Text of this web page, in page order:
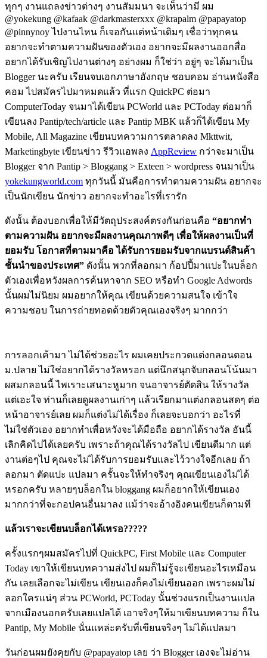
ทุกๆ งานแถลงข่าวต่างๆ งานสัมมนา จะเห็นว่ามี ผม
@yokekung @kafaak @darkmasterxxx @krapalm @papayatop
@pinnynoy ไปงานไหน ก็เจอกันแต่หน้าเดิมๆ เชื่อว่าทุกคน
อยากจะทำตามความฝันของตัวเอง อยากจะมีผลงานออกสื่อ
อยากได้รับเชิญไปงานต่างๆ อย่างผม ก็ใช่ว่า อยู่ๆ จะได้มาเป็น
Blogger นะครับ เรียนจบเอกภาษาอังกฤษ ชอบคอม อ่านหนังสือ
คอม ไปสมัครไปมาหมดแล้ว ที่แรก QuickPC ต่อมา
ComputerToday จนมาได้เขียน PCWorld และ PCToday ต่อมาก็
เขียนลง Pantip/tech/article และ Pantip MBK แล้วก็ได้เขียน My
Mobile, All Magazine เขียนบทความการตลาดลง Mkttwit,
Marketingbyte เขียนข่าว รีวิวแอพลง AppReview กว่าจะมาเป็น
Blogger จาก Pantip > Bloggang > Exteen > wordpress จนมาเป็น
yokekungworld.com ทุกวันนี้ มันคือการทำตามความฝัน อยากจะ
เป็นนักเขียน นักข่าว อยากจะทำอะไรที่เรารัก
ดังนั้น ต้องบอกเพื่อให้มีวัตถุประสงค์ตรงกันก่อนคือ “อยากทำ
ตามความฝัน อยากจะมีผลงานคุณภาพดีๆ เพื่อให้ผลงานเป็นที่
ยอมรับ โอกาสที่ตามมาคือ ได้รับการยอมรับจากแบรนด์สินค้า
ชั้นนำของประเทศ” ดังนั้น พวกที่ลอกมา ก้อปปี้มาแปะในบล็อก
ตัวเองเพื่อหวังผลการค้นหาจาก SEO หรือทำ Google Adwords
นั้นผมไม่นิยม ผมอยากให้คุณ เขียนด้วยความสนใจ เข้าใจ
ความชอบ ในการถ่ายทอดด้วยตัวคุณเองจริงๆ มากกว่า
การลอกเค้ามา ไม่ได้ช่วยอะไร ผมเคยประกวดแต่งกลอนตอน
ม.ปลาย ไม่ใช่อยากได้รางวัลหรอก แต่นึกสนุกจับกลอนโน้นมา
ผสมกลอนนี้ ไพเราะเสนาะหูมาก จนอาจารย์ตัดสิน ให้รางวัล
แต่เอะใจ ท่านก็เลยดูผลงานเก่าๆ แล้วเรียกมาแต่งกลอนสดๆ ต่อ
หน้าอาจารย์เลย ผมก็แต่งไม่ได้เรื่อง ก็เลยจะบอกว่า อะไรที่
ไม่ใช่ตัวเอง อยากทำเพื่อหวังจะได้มือถือ อยากได้รางวัล อันนี้
เลิกคิดไปได้เลยครับ เพราะถ้าคุณได้รางวัลไป เขียนดีมาก แต่
งานต่อๆไป คุณจะไม่ได้รับการยอมรับและไว้วางใจอีกเลย ถ้า
ลอกมา ตัดแปะ แปลมา ครั้นจะให้ทำจริงๆ คุณเขียนเองไม่ได้
หรอกครับ หลายๆบล็อกใน bloggang ผมก็อยากให้เขียนเอง
มากกว่าที่จะกอปคนอื่นมาลง แม้ว่าจะอ้างอิงคนเขียนก็ตามที
แล้วเราจะเขียนบล็อกได้เหรอ?????
ครั้งแรกๆผมสมัครไปที่ QuickPC, First Mobile และ Computer
Today เขาให้เขียนบทความส่งไป ผมก็ไม่รู้จะเขียนอะไรเหมือน
กัน เลยเลือกจะไม่เขียน เขียนเองก็คงไม่เขียนออก เพราะผมไม่
ลอกใครแน่ๆ ส่วน PCWorld, PCToday นั้นช่วงแรกเป็นงานแปล
จากเมืองนอกครับเลยแปลได้ เอาจริงๆให้มาเขียนบทความ ก็ใน
Pantip, My Mobile นั่นแหล่ะครับที่เขียนจริงๆ ไม่ได้แปลมา
วันก่อนผมยังคุยกับ @papayatop เลย ว่า Blogger เองจะไม่อ่าน